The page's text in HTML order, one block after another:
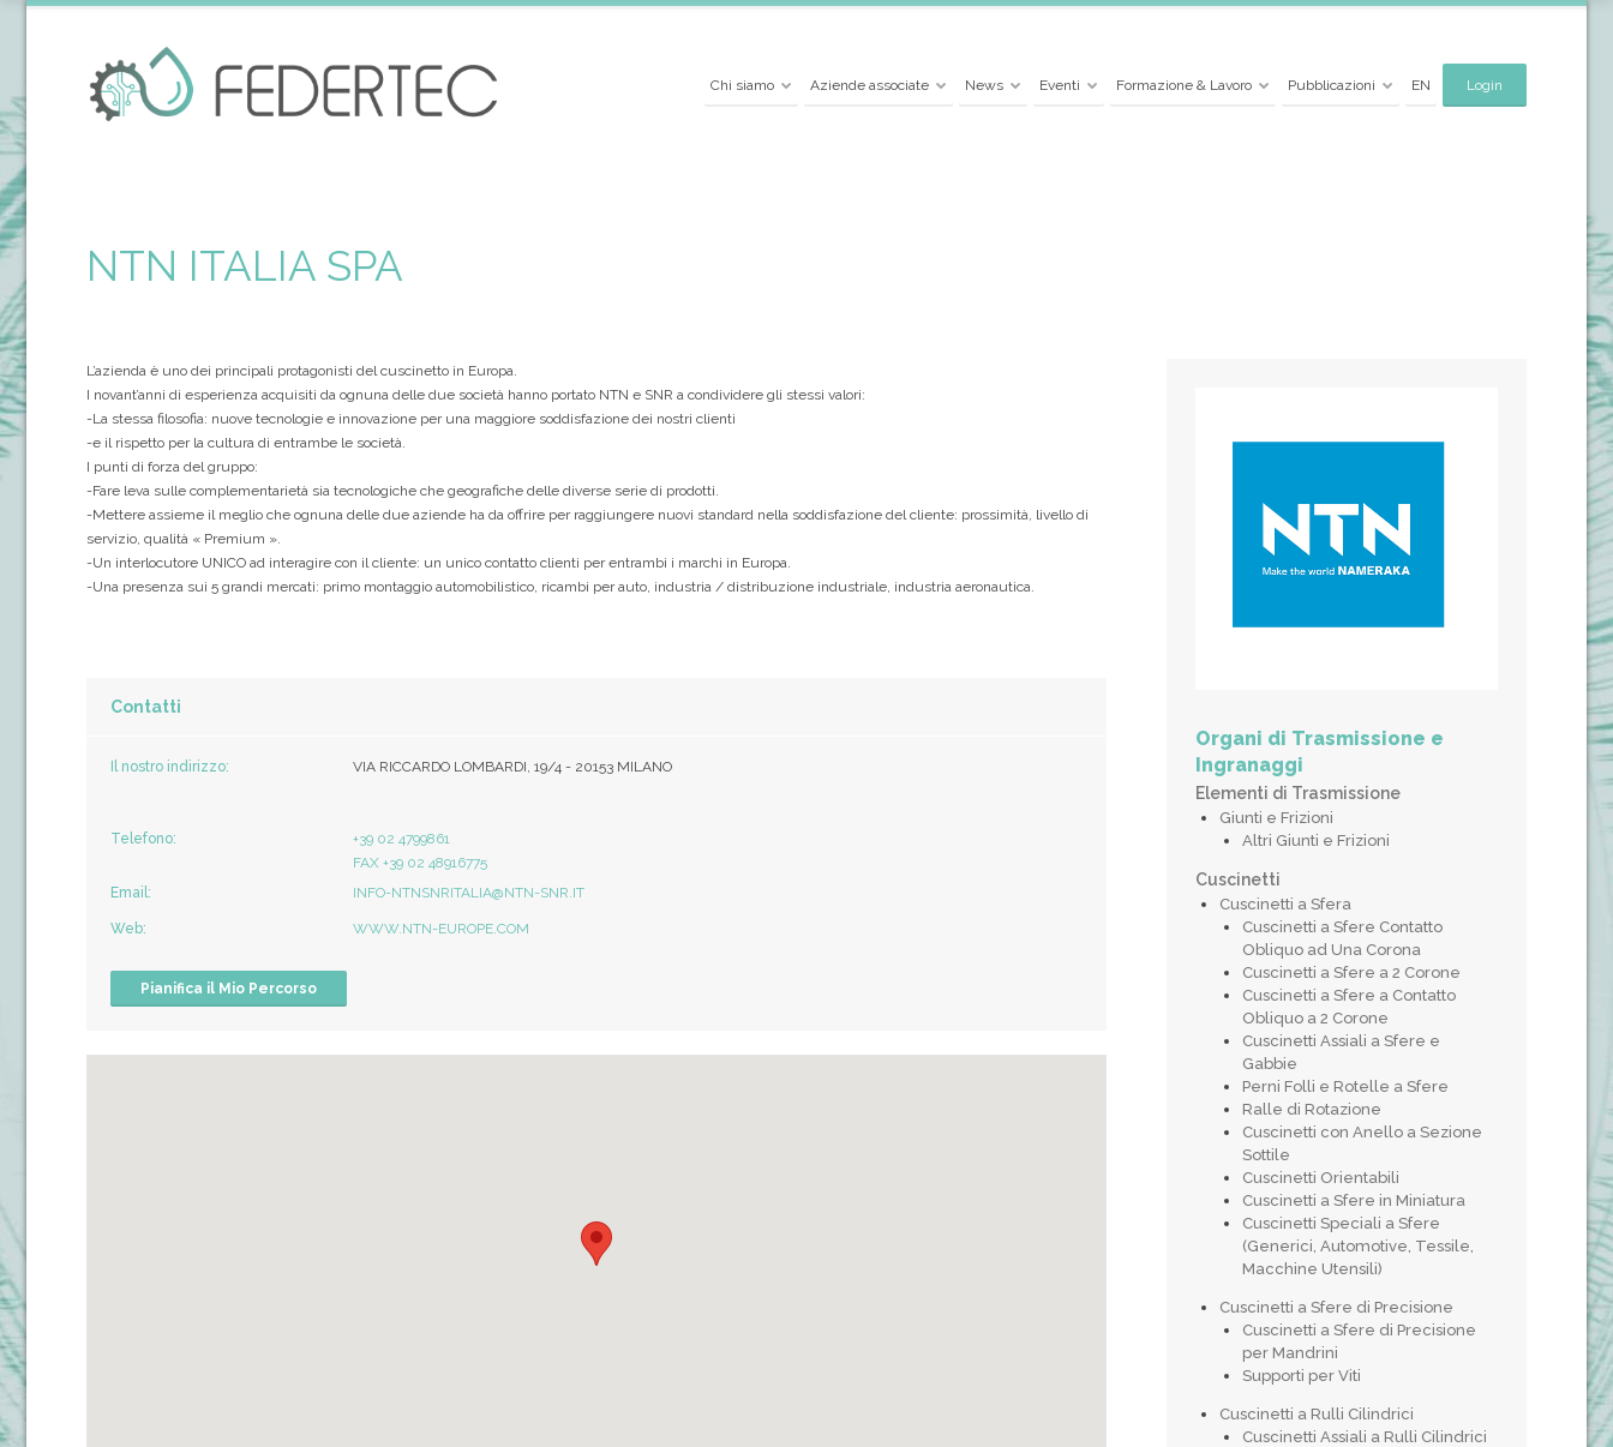
Chi siamo Aziende associate News Eventi Formazione & Lavoro Pubblicazioni EN Login
NTN ITALIA SPA
Organi di Trasmissione e
Ingranaggi
Elementi di Trasmissione
Giunti e Frizioni
Altri Giunti e Frizioni
Cuscinetti
Cuscinetti a Sfera
Cuscinetti a Sfere Contatto
Obliquo ad Una Corona
Cuscinetti a Sfere a 2 Corone
Cuscinetti a Sfere a Contatto
Obliquo a 2 Corone
Cuscinetti Assiali a Sfere e
Gabbie
Perni Folli e Rotelle a Sfere
Ralle di Rotazione
Cuscinetti con Anello a Sezione
Sottile
Cuscinetti Orientabili
Cuscinetti a Sfere in Miniatura
Cuscinetti Speciali a Sfere
(Generici, Automotive, Tessile,
Macchine Utensili)
Cuscinetti a Sfere di Precisione
Cuscinetti a Sfere di Precisione
per Mandrini
Supporti per Viti
Cuscinetti a Rulli Cilindrici
Cuscinetti Assiali a Rulli Cilindrici
L’azienda è uno dei principali protagonisti del cuscinetto in Europa.
I novant’anni di esperienza acquisiti da ognuna delle due società hanno portato NTN e SNR a condividere gli stessi valori:
-La stessa filosofia: nuove tecnologie e innovazione per una maggiore soddisfazione dei nostri clienti
-e il rispetto per la cultura di entrambe le società.
I punti di forza del gruppo:
-Fare leva sulle complementarietà sia tecnologiche che geografiche delle diverse serie di prodotti.
-Mettere assieme il meglio che ognuna delle due aziende ha da offrire per raggiungere nuovi standard nella soddisfazione del cliente: prossimità, livello di
servizio, qualità « Premium ».
-Un interlocutore UNICO ad interagire con il cliente: un unico contatto clienti per entrambi i marchi in Europa.
-Una presenza sui 5 grandi mercati: primo montaggio automobilistico, ricambi per auto, industria / distribuzione industriale, industria aeronautica.
Contatti
Il nostro indirizzo: VIA RICCARDO LOMBARDI, 19/4 - 20153 MILANO
Telefono:
+39 02 4799861
FAX +39 02 48916775
Email:
INFO-NTNSNRITALIA@NTN-SNR.IT
Web: WWW.NTN-EUROPE.COM
Pianifica il Mio Percorso